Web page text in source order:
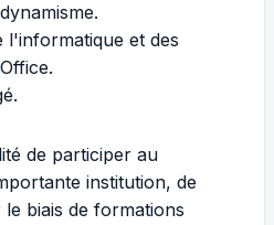
l'informatique et des
de participer au
institution, de
biais de formations